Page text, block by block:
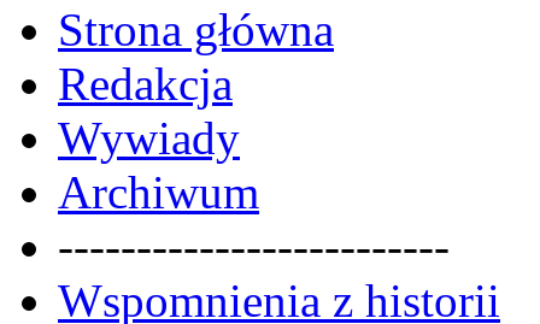
Strona główna
Redakcja
Wywiady
Archiwum
-------------------------
Wspomnienia z historii